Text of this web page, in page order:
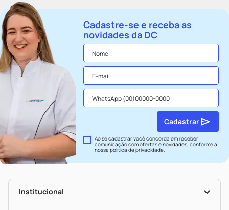
Cadastre-se e receba as
novidades da DC
Ao se cadastrar você concorda em receber
comunicação com ofertas e novidades, conforme a
nossapolítica de privacidade.
Cadastrar
Institucional